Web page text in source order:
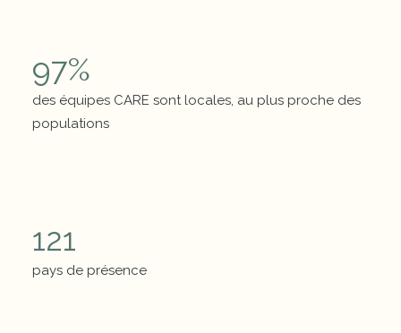
97%
des équipes CARE sont locales, au plus proche des
populations
121
pays de présence